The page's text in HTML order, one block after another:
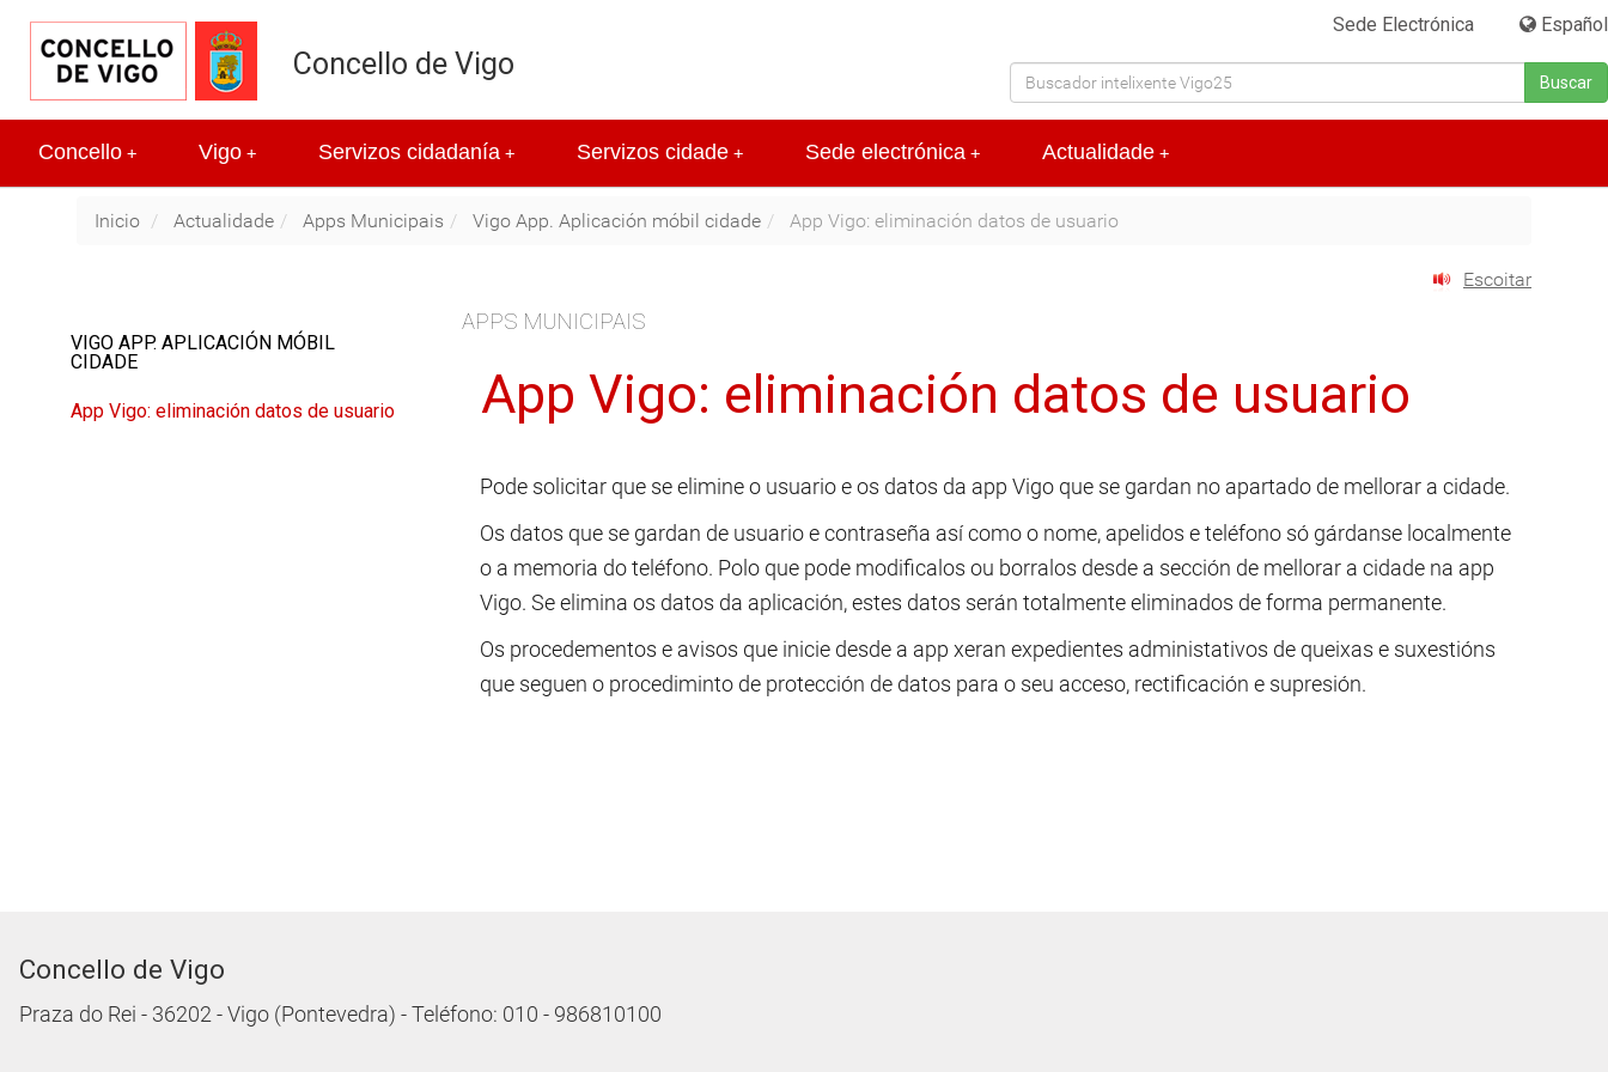
Sede Electrónica Español
Buscar
Concello de Vigo
+
Concello +
Vigo +
Servizos cidadanía +
Servizos cidade +
Sede electrónica +
Actualidade
Inicio Actualidade Apps Municipais Vigo App. Aplicación móbil cidade App Vigo: eliminación datos de usuario
Escoitar
APPS MUNICIPAIS
App Vigo: eliminación datos de usuario
Pode solicitar que se elimine o usuario e os datos da app Vigo que se gardan no apartado de mellorar a cidade.
Os datos que se gardan de usuario e contraseña así como o nome, apelidos e teléfono só gárdanse localmente
o a memoria do teléfono. Polo que pode modificalos ou borralos desde a sección de mellorar a cidade na app
Vigo. Se elimina os datos da aplicación, estes datos serán totalmente eliminados de forma permanente.
Os procedementos e avisos que inicie desde a app xeran expedientes administativos de queixas e suxestións
que seguen o procediminto de protección de datos para o seu acceso, rectificación e supresión.
VIGO APP. APLICACIÓN MÓBIL
CIDADE
App Vigo: eliminación datos de usuario
Concello de Vigo
Praza do Rei - 36202 - Vigo (Pontevedra) - Teléfono: 010 - 986810100